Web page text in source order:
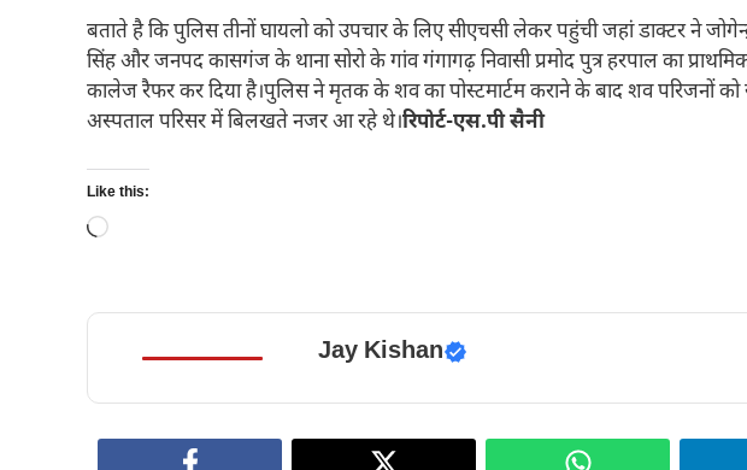
बताते है कि पुलिस तीनों घायलो को उपचार के लिए सीएचसी लेकर पहुंची जहां डाक्टर ने
सिंह और जनपद कासगंज के थाना सोरो के गांव गंगागढ़ निवासी प्रमोद पुत्र हरपाल का
कालेज रैफर कर दिया है।पुलिस ने मृतक के शव का पोस्टमार्टम कराने के बाद शव परिजनों को
अस्पताल परिसर में बिलखते नजर आ रहे थे।रिपोर्ट-एस.पी सैनी
Like this:
Loading…
Jay Kishan